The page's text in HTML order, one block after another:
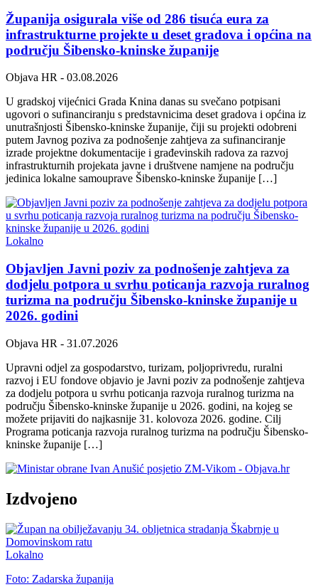
Županija osigurala više od 286 tisuća eura za
infrastrukturne projekte u deset gradova i općina na
području Šibensko-kninske županije
Objava HR - 03.08.2026
U gradskoj vijećnici Grada Knina danas su svečano potpisani
ugovori o sufinanciranju s predstavnicima deset gradova i općina iz
unutrašnjosti Šibensko-kninske županije, čiji su projekti odobreni
putem Javnog poziva za podnošenje zahtjeva za sufinanciranje
izrade projektne dokumentacije i građevinskih radova za razvoj
infrastrukturnih projekata javne i društvene namjene na području
jedinica lokalne samouprave Šibensko-kninske županije […]
Lokalno
Objavljen Javni poziv za podnošenje zahtjeva za
dodjelu potpora u svrhu poticanja razvoja ruralnog
turizma na području Šibensko-kninske županije u
2026. godini
Objava HR - 31.07.2026
Upravni odjel za gospodarstvo, turizam, poljoprivredu, ruralni
razvoj i EU fondove objavio je Javni poziv za podnošenje zahtjeva
za dodjelu potpora u svrhu poticanja razvoja ruralnog turizma na
području Šibensko-kninske županije u 2026. godini, na kojeg se
možete prijaviti do najkasnije 31. kolovoza 2026. godine. Cilj
Programa poticanja razvoja ruralnog turizma na području Šibensko-
kninske županije […]
Izdvojeno
Lokalno
Foto: Zadarska županija